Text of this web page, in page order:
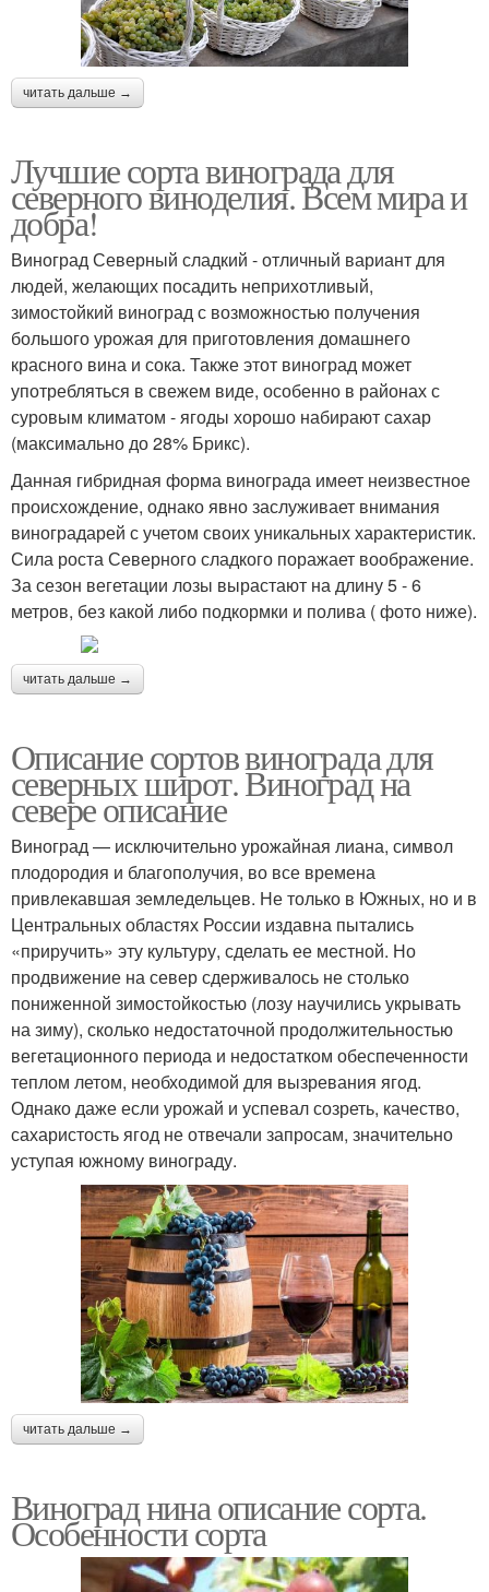
читать дальше →
Лучшие сорта винограда для
северного виноделия. Всем мира и
добра!
Виноград Северный сладкий - отличный вариант для
людей, желающих посадить неприхотливый,
зимостойкий виноград с возможностью получения
большого урожая для приготовления домашнего
красного вина и сока. Также этот виноград может
употребляться в свежем виде, особенно в районах с
суровым климатом - ягоды хорошо набирают сахар
(максимально до 28% Брикс).
Данная гибридная форма винограда имеет неизвестное
происхождение, однако явно заслуживает внимания
виноградарей с учетом своих уникальных характеристик.
Сила роста Северного сладкого поражает воображение.
За сезон вегетации лозы вырастают на длину 5 - 6
метров, без какой либо подкормки и полива ( фото ниже).
читать дальше →
Описание сортов винограда для
северных широт. Виноград на
севере описание
Виноград — исключительно урожайная лиана, символ
плодородия и благополучия, во все времена
привлекавшая земледельцев. Не только в Южных, но и в
Центральных областях России издавна пытались
«приручить» эту культуру, сделать ее местной. Но
продвижение на север сдерживалось не столько
пониженной зимостойкостью (лозу научились укрывать
на зиму), сколько недостаточной продолжительностью
вегетационного периода и недостатком обеспеченности
теплом летом, необходимой для вызревания ягод.
Однако даже если урожай и успевал созреть, качество,
сахаристость ягод не отвечали запросам, значительно
уступая южному винограду.
читать дальше →
Виноград нина описание сорта.
Особенности сорта